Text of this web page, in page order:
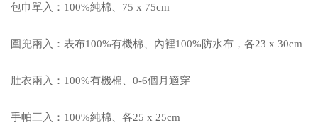
包巾單入：100%純棉、75 x 75cm
圍兜兩入：表布100%有機棉、內裡100%防水布，各23 x 30cm
肚衣兩入：100%有機棉、0-6個月適穿
手帕三入：100%純棉、各25 x 25cm